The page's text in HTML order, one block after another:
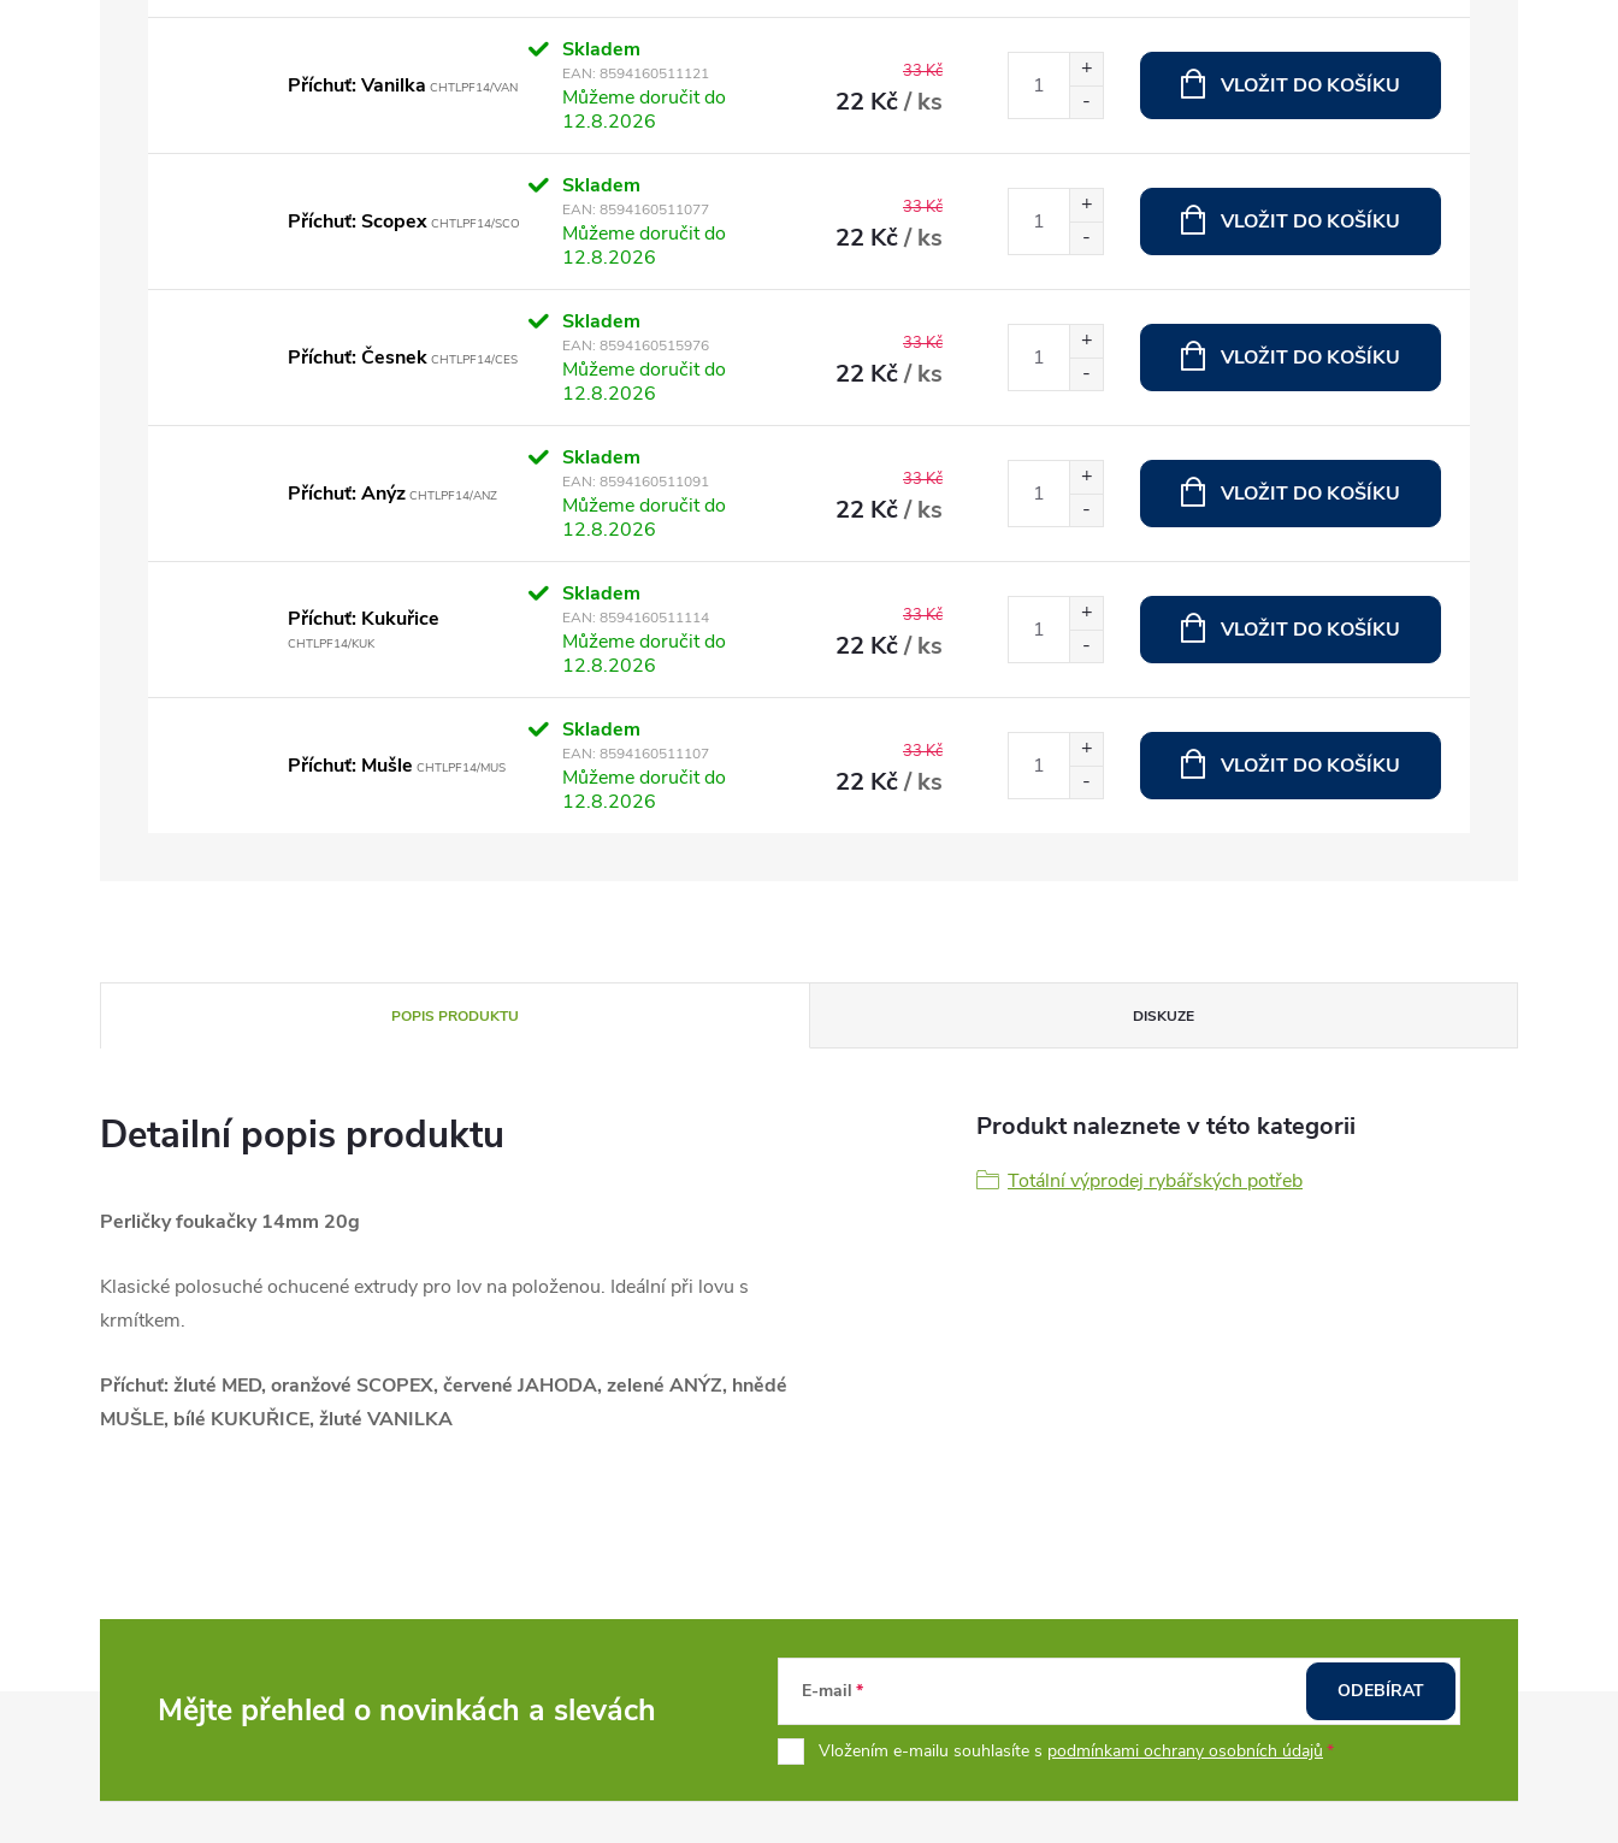
Příchuť: Vanilka CHTLPF14/VAN
Skladem
EAN: 8594160511121
Můžeme doručit do
12.8.2026
33 Kč
22 Kč/ ks VLOŽIT DO KOŠÍKU
Příchuť: Scopex CHTLPF14/SCO
Skladem
EAN: 8594160511077
Můžeme doručit do
12.8.2026
33 Kč
22 Kč/ ks VLOŽIT DO KOŠÍKU
Příchuť: Česnek CHTLPF14/CES
Skladem
EAN: 8594160515976
Můžeme doručit do
12.8.2026
33 Kč
22 Kč/ ks VLOŽIT DO KOŠÍKU
Příchuť: Anýz CHTLPF14/ANZ
Skladem
EAN: 8594160511091
Můžeme doručit do
12.8.2026
33 Kč
22 Kč/ ks VLOŽIT DO KOŠÍKU
Příchuť: Kukuřice
CHTLPF14/KUK
Skladem
EAN: 8594160511114
Můžeme doručit do
12.8.2026
33 Kč
22 Kč/ ks VLOŽIT DO KOŠÍKU
Příchuť: Mušle CHTLPF14/MUS
Skladem
EAN: 8594160511107
Můžeme doručit do
12.8.2026
33 Kč
22 Kč/ ks VLOŽIT DO KOŠÍKU
POPIS PRODUKTU DISKUZE
Detailní popis produktu
Perličky foukačky 14mm 20g
Klasické polosuché ochucené extrudy pro lov na položenou. Ideální při lovu s
krmítkem.
Příchuť: žluté MED, oranžové SCOPEX, červené JAHODA, zelené ANÝZ, hnědé
MUŠLE, bílé KUKUŘICE, žluté VANILKA
Produkt naleznete v této kategorii
Totální výprodej rybářských potřeb
Mějte přehled o novinkách a slevách E-mail
Vložením e-mailu souhlasíte s podmínkami ochrany osobních údajů
ODEBÍRAT